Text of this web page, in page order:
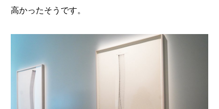
高かったそうです。